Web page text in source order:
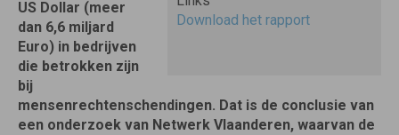
Download het rapport
US Dollar (meer
dan 6,6 miljard
Euro) in bedrijven
die betrokken zijn
bij
mensenrechtenschendingen. Dat is de conclusie van
een onderzoek van Netwerk Vlaanderen, waarvan de